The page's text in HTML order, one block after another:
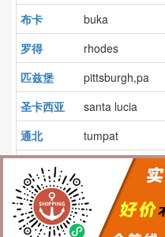
布卡
buka
罗得
rhodes
匹兹堡
pittsburgh,pa
圣卡西亚
santa lucia
通北
tumpat
武海马尔
翁巴
umba
耶罗港
puerto de hierro